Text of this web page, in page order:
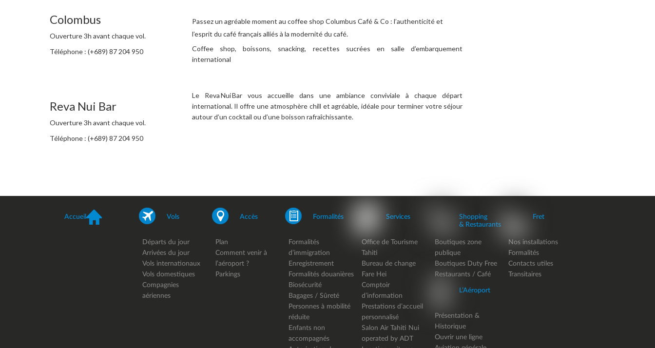
Colombus
Ouverture 3h avant chaque vol.
Téléphone : (+689) 87 204 950
Passez un agréable moment au coffee shop Columbus Café & Co : l’authenticité et
l’esprit du café français alliés à la modernité du café.
Coffee shop, boissons, snacking, recettes sucrées en salle d’embarquement
international
Reva Nui Bar
Ouverture 3h avant chaque vol.
Téléphone : (+689) 87 204 950
Le Reva Nui Bar vous accueille dans une ambiance conviviale à chaque départ
international. Il offre une atmosphère chill et agréable, idéale pour terminer votre séjour
autour d’un cocktail ou d’une boisson rafraîchissante.
Accueil Vols
Départs du jour
Arrivées du jour
Vols internationaux
Vols domestiques
Compagnies
aériennes
Accès
Plan
Comment venir à
l’aéroport ?
Parkings
Formalités
Formalités
d’immigration
Enregistrement
Formalités douanières
Biosécurité
Bagages / Sûreté
Personnes à mobilité
réduite
Enfants non
accompagnés
Services
Office de Tourisme
Tahiti
Bureau de change
Fare Hei
Comptoir
d’information
Prestations d’accueil
personnalisé
Salon Air Tahiti Nui
operated by ADT
Shopping
& Restaurants
Boutiques zone
publique
Boutiques Duty Free
Restaurants / Café
Fret
Nos installations
Formalités
Contacts utiles
Transitaires
L’Aéroport
Présentation &
Historique
Ouvrir une ligne